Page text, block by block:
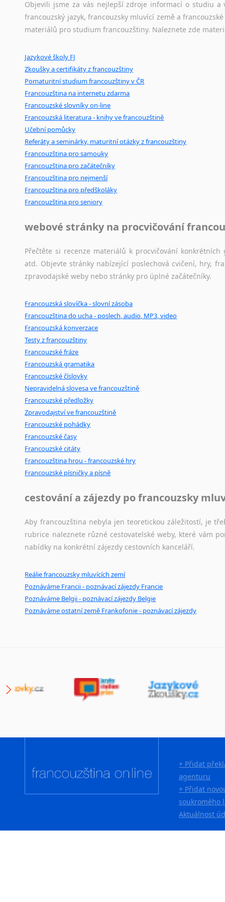
korpusů, jež umožňují třeba vyhledávání slov a slovních
původního zdroje textu.
Mix pomůcek, jež
poradny a pravidla pravopisu nebo
Objevili jsme za vás nejlepší zdroje informací o studiu a
francouzský jazyk, francouzsky mluvící země a
materiálů pro studium francouzštiny. Naleznete zde
Jazykové školy FJ
Zkoušky a certifikáty z francouzštiny
Pomaturitní studium francouzštiny v ČR
Francouzština na internetu zdarma
Francouzské slovníky on-line
Francouzská literatura - knihy ve francouzštině
Učební pomůcky
Referáty a seminárky, maturitní otázky z francouzštiny
Francouzština pro samouky
Francouzština pro začátečníky
Francouzština pro nejmenší
Francouzština pro předškoláky
Francouzština pro seniory
webové stránky na procvičování
Přečtěte si recenze materiálů k procvičování
atd. Objevte stránky nabízející poslechová cvičení, hry,
zpravodajské weby nebo stránky pro úplné začátečníky.
Francouzská slovíčka - slovní zásoba
Francouzština do ucha - poslech, audio, MP3, video
Francouzská konverzace
Testy z francouzštiny
Francouzské fráze
Francouzská gramatika
Francouzské číslovky
Nepravidelná slovesa ve francouzštině
Francouzské předložky
Zpravodajství ve francouzštině
Francouzské pohádky
Francouzské časy
Francouzské citáty
Francouzština hrou - francouzské hry
Francouzské písničky a písně
cestování a zájezdy po francouzsky
Aby francouzština nebyla jen teoretickou záležitostí, je
rubrice naleznete různé cestovatelské weby, které vám
nabídky na konkrétní zájezdy cestovních kanceláří.
Reálie francouzsky mluvících zemí
Poznáváme Francii - poznávací zájezdy Francie
Poznáváme Belgii - poznávací zájezdy Belgie
Poznáváme ostatní země Frankofonie - poznávací zájezdy
+ Přidat
agenturu
+ Přidat
soukromého
Aktuálnost